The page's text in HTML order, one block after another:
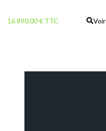
16 890.00 € TTC Voir